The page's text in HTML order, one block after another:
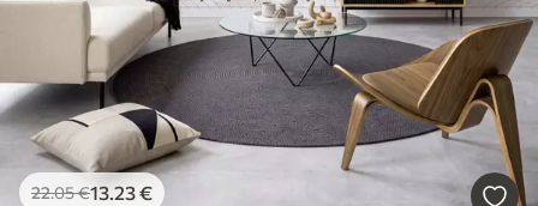
22.05€13 .23€